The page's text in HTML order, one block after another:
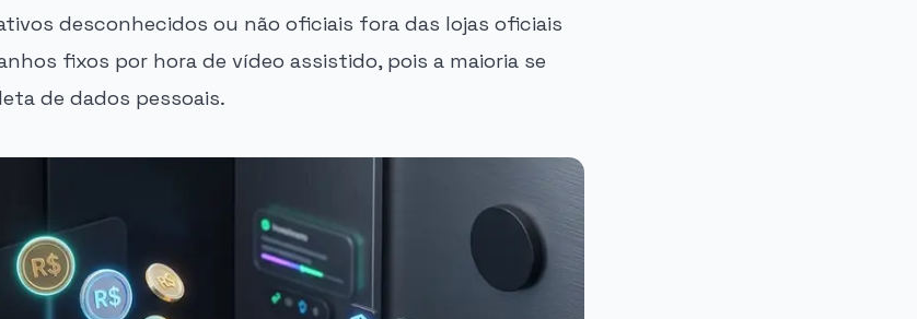
desconhecidos ou não oficiais fora das lojas oficiais
fixos por hora de vídeo assistido, pois a maioria se
de dados pessoais.